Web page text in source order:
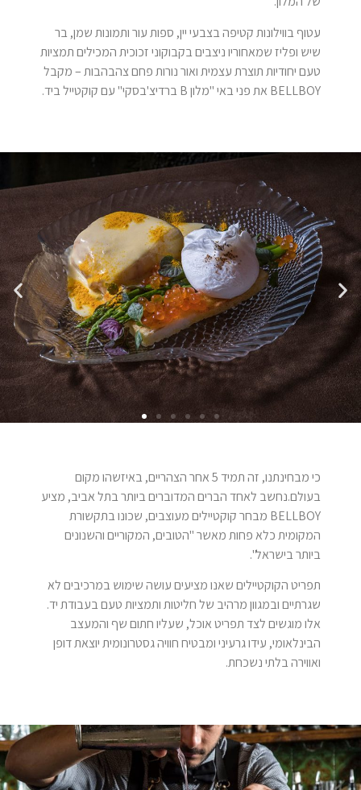
עטוף בווילונות קטיפה בצבעי יין, ספות עור ותמונות שמן, בר
שיש ופליז שמאחוריו ניצבים בקבוקוני זכוכית המכילים תמציות
טעם יחודיות תוצרת עצמית ואור נורות פחם צהבהבות – מקבל
BELLBOY את פני באי "מלון B ברדיצ'בסקי" עם קוקטייל ביד.
כי מבחינתנו, זה תמיד 5 אחר הצהריים, באיזשהו מקום
בעולם.נחשב לאחד הברים המדוברים ביותר בתל אביב, מציע
BELLBOY מבחר קוקטיילים מעוצבים, שכונו בתקשורת
המקומית כלא פחות מאשר "הטובים, המקוריים והשנונים
ביותר בישראל".
תפריט הקוקטיילים שאנו מציעים עושה שימוש במרכיבים לא
שגרתיים ובמגוון מרהיב של חליטות ותמציות טעם בעבודת יד.
אלו מוגשים לצד תפריט אוכל, שעליו חתום שף והמעצב
הבינלאומי, עידו גרעיני ומבטיח חוויה גסטרונומית יוצאת דופן
ואווירה בלתי נשכחת.